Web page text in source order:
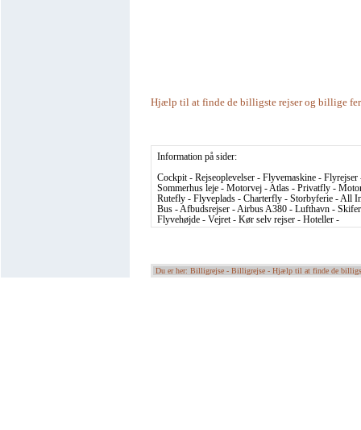
Hjælp til at finde de billigste rejser og billige
Information på sider:
Cockpit - Rejseoplevelser - Flyvemaskine -
Sommerhus leje - Motorvej - Atlas - Privatfly -
Rutefly - Flyveplads - Charterfly - Storbyferie - All
Bus - Afbudsrejser - Airbus A380 - Lufthavn -
Flyvehøjde - Vejret - Kør selv rejser - Hoteller -
Du er her: Billigrejse - Billigrejse - Hjælp til at finde de